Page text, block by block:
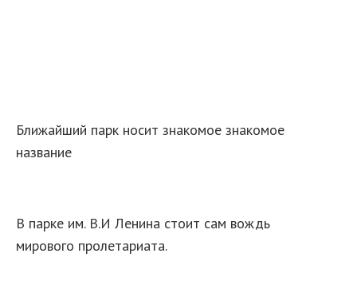
Ближайший парк носит знакомое знакомое
название
В парке им. В.И Ленина стоит сам вождь
мирового пролетариата.